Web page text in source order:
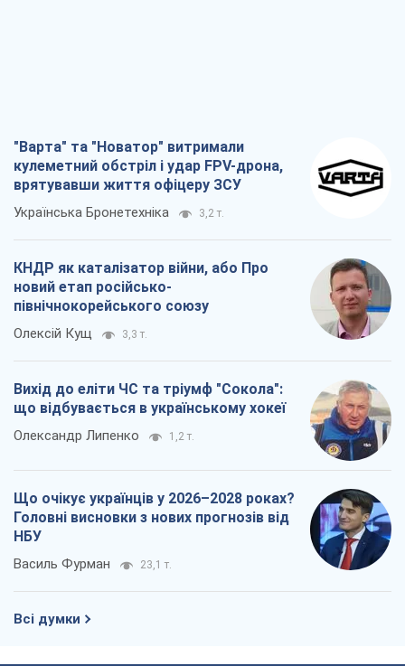
"Варта" та "Новатор" витримали
кулеметний обстріл і удар FPV-дрона,
врятувавши життя офіцеру ЗСУ
Українська Бронетехніка 3,2 т.
КНДР як каталізатор війни, або Про
новий етап російсько-
північнокорейського союзу
Олексій Кущ 3,3 т.
Вихід до еліти ЧС та тріумф "Сокола":
що відбувається в українському хокеї
Олександр Липенко 1,2 т.
Що очікує українців у 2026–2028 роках?
Головні висновки з нових прогнозів від
НБУ
Василь Фурман 23,1 т.
Всі думки